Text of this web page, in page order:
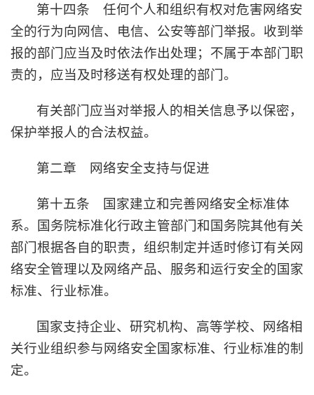
第十四条 任何个人和组织有权对危害网络安
全的行为向网信、电信、公安等部门举报。收到举
报的部门应当及时依法作出处理；不属于本部门职
责的，应当及时移送有权处理的部门。
有关部门应当对举报人的相关信息予以保密，
保护举报人的合法权益。
第二章 网络安全支持与促进
第十五条 国家建立和完善网络安全标准体
系。国务院标准化行政主管部门和国务院其他有关
部门根据各自的职责，组织制定并适时修订有关网
络安全管理以及网络产品、服务和运行安全的国家
标准、行业标准。
国家支持企业、研究机构、高等学校、网络相
关行业组织参与网络安全国家标准、行业标准的制
定。